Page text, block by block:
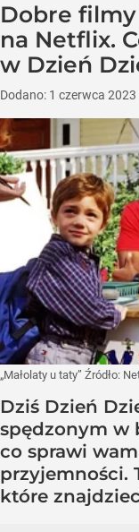
Dobre filmy
na Netflix.
w Dzień
Dodano: 1 czerwca 2023
„Małolaty u taty” Źródło:
Dziś Dzień
spędzonym w
co sprawi
przyjemności.
które